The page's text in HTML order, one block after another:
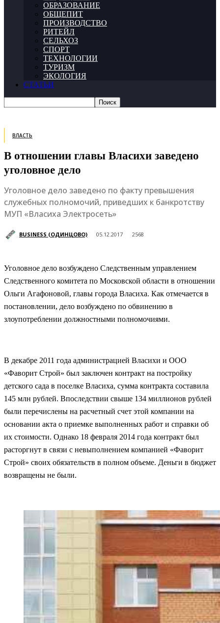
ОБРАЗОВАНИЕ
ОБЩЕПИТ
ПРОИЗВОДСТВО
РИТЕЙЛ
СЕЛЬХОЗ
СПОРТ
ТЕХНОЛОГИИ
ТУРИЗМ
ЭКОЛОГИЯ
СТАТЬИ
ВЛАСТЬ
В отношении главы Власихи заведено
уголовное дело
Уголовное дело заведено по факту превышения
служебных полномочий, приведших к банкротству
МУП «Власиха Электросеть»
BUSINESS (ОДИНЦОВО) 05.12.2017 2568
Уголовное дело возбуждено Следственным управлением
Следственного комитета по Московской области в отношении
Ольги Агафоновой, главы города Власиха. Как отмечается в
постановлении, дело возбуждено по обвинению в
злоупотреблении должностными полномочиями.
В декабре 2011 года администрацией Власихи и ООО
«Фаворит Строй» был заключен контракт на постройку
детского сада в поселке Власиха, сумма контракта составила
145 млн рублей. Впоследствии свыше 134 миллионов рублей
были перечислены на расчетный счет этой компании на
основании акта о приемке выполненных работ и справки об
их стоимости. Однако 18 февраля 2014 года контракт был
расторгнут в связи с невыполнением компанией «Фаворит
Строй» своих обязательств в полном объеме. Деньги в бюджет
возвращены не были.